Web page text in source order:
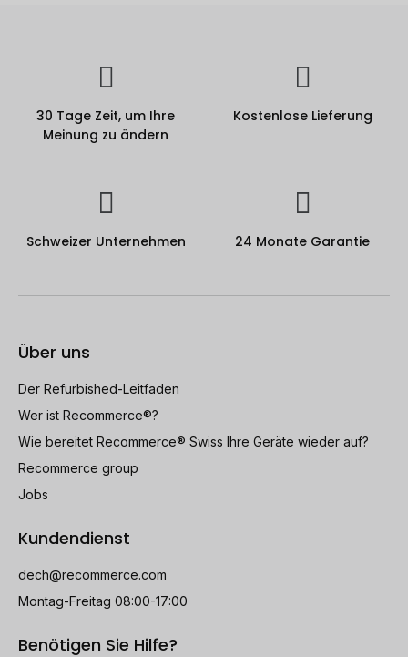
30 Tage Zeit, um Ihre
Meinung zu ändern
Kostenlose Lieferung
Schweizer Unternehmen 24 Monate Garantie
Über uns
Der Refurbished-Leitfaden
Wer ist Recommerce®?
Wie bereitet Recommerce® Swiss Ihre Geräte wieder auf?
Recommerce group
Jobs
Kundendienst
dech@recommerce.com
Montag-Freitag 08:00-17:00
Benötigen Sie Hilfe?